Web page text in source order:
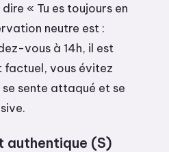
dire « Tu es toujours en
neutre est :
vous à 14h, il est
factuel, vous évitez
se sente attaqué et se
authentique (S)